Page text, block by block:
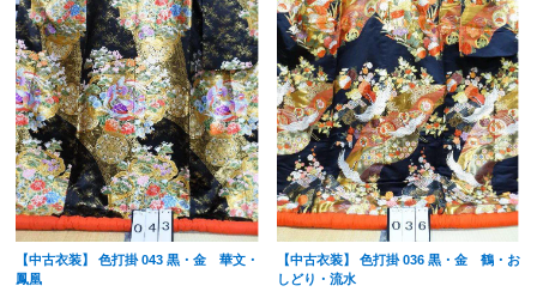
【中古衣装】 色打掛 043 黒・金 華文・
鳳凰
【中古衣装】 色打掛 036 黒・金 鶴・お
しどり・流水